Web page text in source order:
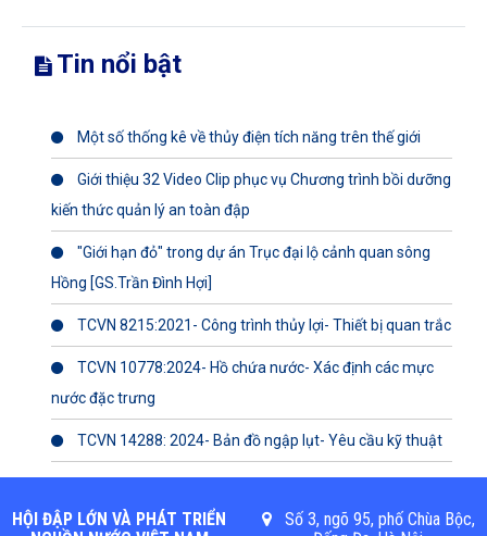
Tin nổi bật
Một số thống kê về thủy điện tích năng trên thế giới
Giới thiệu 32 Video Clip phục vụ Chương trình bồi dưỡng
kiến thức quản lý an toàn đập
"Giới hạn đỏ" trong dự án Trục đại lộ cảnh quan sông
Hồng [GS.Trần Đình Hợi]
TCVN 8215:2021- Công trình thủy lợi- Thiết bị quan trắc
TCVN 10778:2024- Hồ chứa nước- Xác định các mực
nước đặc trưng
TCVN 14288: 2024- Bản đồ ngập lụt- Yêu cầu kỹ thuật
HỘI ĐẬP LỚN VÀ PHÁT TRIỂN
Số 3, ngõ 95, phố Chùa Bộc,